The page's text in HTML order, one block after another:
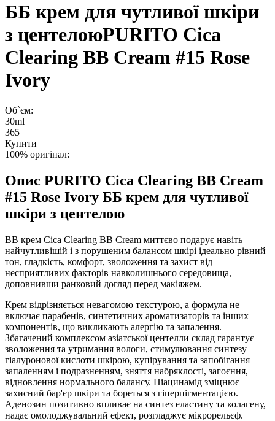
ББ крем для чутливої шкіри
з центелоюPURITO Cica
Clearing BB Cream #15 Rose
Ivory
Об`єм:
30ml
365
Купити
100% оригінал:
Опис PURITO Cica Clearing BB Cream
#15 Rose Ivory ББ крем для чутливої
шкіри з центелою
BB крем Cica Clearing BB Cream миттєво подарує навіть
найчутливішій і з порушеним балансом шкірі ідеально рівний
тон, гладкість, комфорт, зволоження та захист від
несприятливих факторів навколишнього середовища,
доповнивши ранковий догляд перед макіяжем.
Крем відрізняється невагомою текстурою, а формула не
включає парабенів, синтетичних ароматизаторів та інших
компонентів, що викликають алергію та запалення.
Збагачений комплексом азіатської центелли склад гарантує
зволоження та утримання вологи, стимулювання синтезу
гіалуронової кислоти шкірою, купірування та запобігання
запаленням і подразненням, зняття набряклості, загоєння,
відновлення нормального балансу. Ніацинамід зміцнює
захисний бар'єр шкіри та бореться з гіперпігментацією.
Аденозин позитивно впливає на синтез еластину та колагену,
надає омолоджувальний ефект, розгладжує мікрорельєф.